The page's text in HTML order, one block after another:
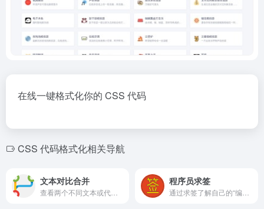
在线一键格式化你的 CSS 代码
CSS 代码格式化相关导航
文本对比合并 程序员求签